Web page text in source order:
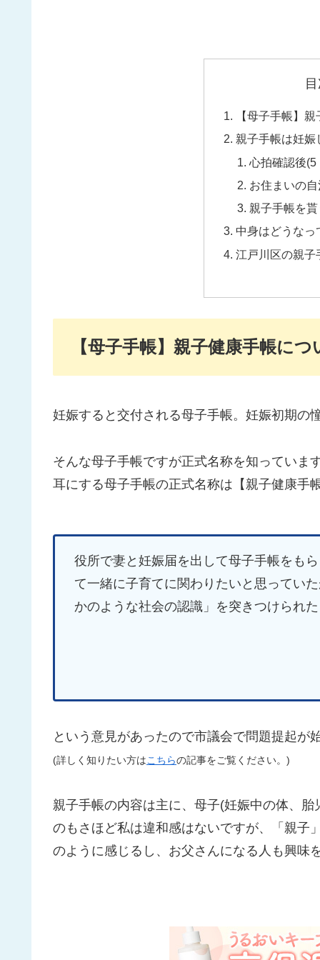
【母子手帳】
親子手帳は妊娠
心拍確認後(5
お住まいの
親子手帳を
中身はどうなっ
江戸川区の親子
【母子手帳】親子健康手帳につ
妊娠すると交付される母子手帳。妊娠初期の
そんな母子手帳ですが正式名称を知っていま
耳にする母子手帳の正式名称は【親子健康手
役所で妻と妊娠届を出して母子手帳をも
て一緒に子育てに関わりたいと思ってい
かのような社会の認識」を突きつけられ
という意見があったので市議会で問題提起が
(詳しく知りたい方はこちらの記事をご覧ください。)
親子手帳の内容は主に、母子(妊娠中の体、
のもさほど私は違和感はないですが、「親子
のように感じるし、お父さんになる人も興味